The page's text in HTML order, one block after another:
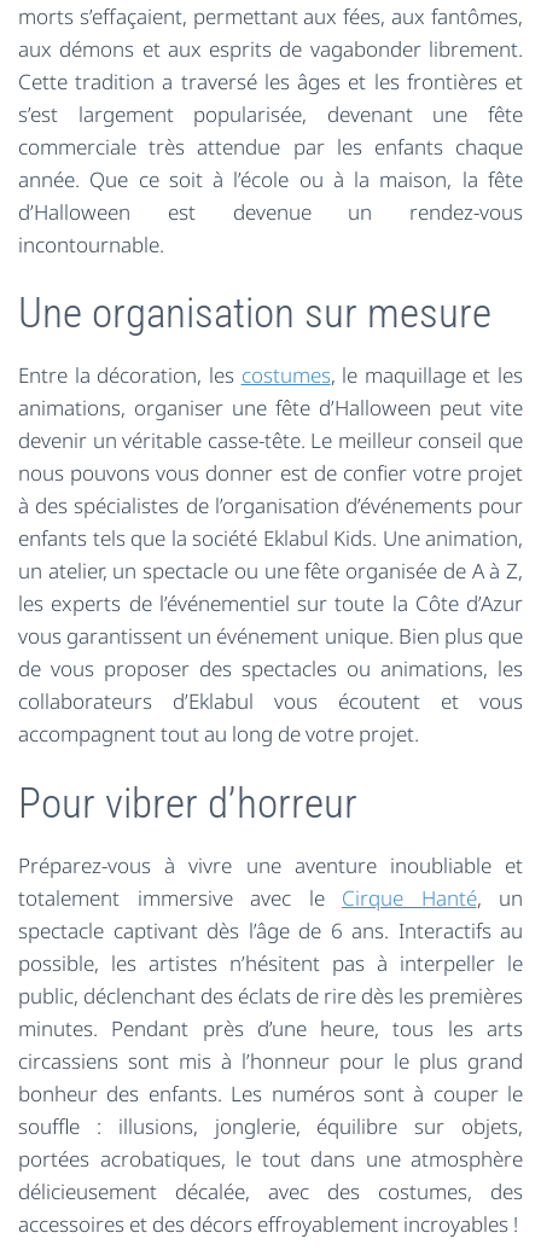
morts s’effaçaient, permettant aux fées, aux fantômes,
aux démons et aux esprits de vagabonder librement.
Cette tradition a traversé les âges et les frontières et
s’est largement popularisée, devenant une fête
commerciale très attendue par les enfants chaque
année. Que ce soit à l’école ou à la maison, la fête
d’Halloween est devenue un rendez-vous
incontournable.
Une organisation sur mesure
Entre la décoration, les costumes, le maquillage et les
animations, organiser une fête d’Halloween peut vite
devenir un véritable casse-tête. Le meilleur conseil que
nous pouvons vous donner est de confier votre projet
à des spécialistes de l’organisation d’événements pour
enfants tels que la société Eklabul Kids. Une animation,
un atelier, un spectacle ou une fête organisée de A à Z,
les experts de l’événementiel sur toute la Côte d’Azur
vous garantissent un événement unique. Bien plus que
de vous proposer des spectacles ou animations, les
collaborateurs d’Eklabul vous écoutent et vous
accompagnent tout au long de votre projet.
Pour vibrer d’horreur
Préparez-vous à vivre une aventure inoubliable et
totalement immersive avec le Cirque Hanté, un
spectacle captivant dès l’âge de 6 ans. Interactifs au
possible, les artistes n’hésitent pas à interpeller le
public, déclenchant des éclats de rire dès les premières
minutes. Pendant près d’une heure, tous les arts
circassiens sont mis à l’honneur pour le plus grand
bonheur des enfants. Les numéros sont à couper le
souffle : illusions, jonglerie, équilibre sur objets,
portées acrobatiques, le tout dans une atmosphère
délicieusement décalée, avec des costumes, des
accessoires et des décors effroyablement incroyables !